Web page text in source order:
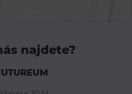
najdete?